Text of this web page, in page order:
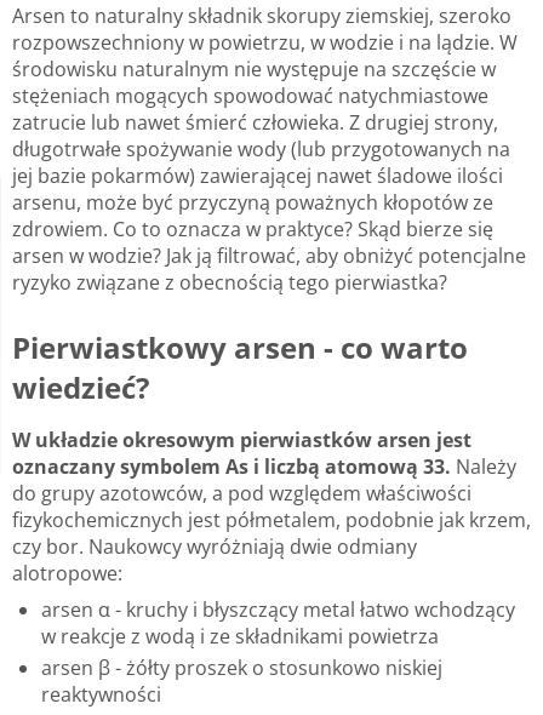
Arsen to naturalny składnik skorupy ziemskiej, szeroko
rozpowszechniony w powietrzu, w wodzie i na lądzie. W
środowisku naturalnym nie występuje na szczęście w
stężeniach mogących spowodować natychmiastowe
zatrucie lub nawet śmierć człowieka. Z drugiej strony,
długotrwałe spożywanie wody (lub przygotowanych na
jej bazie pokarmów) zawierającej nawet śladowe ilości
arsenu, może być przyczyną poważnych kłopotów ze
zdrowiem. Co to oznacza w praktyce? Skąd bierze się
arsen w wodzie? Jak ją filtrować, aby obniżyć potencjalne
ryzyko związane z obecnością tego pierwiastka?
Pierwiastkowy arsen - co warto
wiedzieć?
W układzie okresowym pierwiastków arsen jest
oznaczany symbolem As i liczbą atomową 33. Należy
do grupy azotowców, a pod względem właściwości
fizykochemicznych jest półmetalem, podobnie jak krzem,
czy bor. Naukowcy wyróżniają dwie odmiany
alotropowe:
arsen α - kruchy i błyszczący metal łatwo wchodzący
w reakcje z wodą i ze składnikami powietrza
arsen β - żółty proszek o stosunkowo niskiej
reaktywności